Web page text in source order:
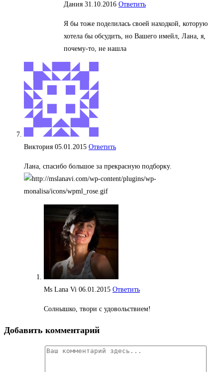
Дания 31.10.2016 Ответить
Я бы тоже поделилась своей находкой, которую
хотела бы обсудить, но Вашего имейл, Лана, я,
почему-то, не нашла
Виктория 05.01.2015 Ответить
Лана, спасибо большое за прекрасную подборку.
Ms Lana Vi 06.01.2015 Ответить
Солнышко, твори с удовольствием!
Добавить комментарий